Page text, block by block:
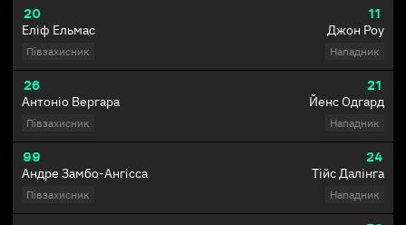
20
Еліф Ельмас
Півзахисник
26
Антоніо Вергара
Півзахисник
99
Андре Замбо-Ангісса
Півзахисник
11
Джон Роу
Нападник
21
Йенс Одгард
Нападник
24
Тійс Далінга
Нападник